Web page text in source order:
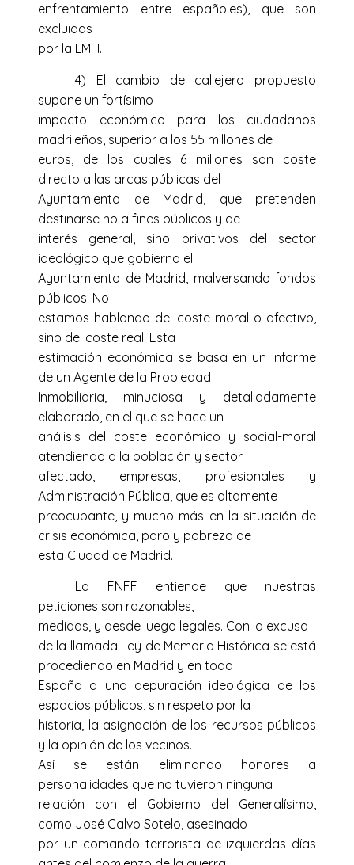
enfrentamiento entre españoles), que son
excluidas
por la LMH.
4) El cambio de callejero propuesto
supone un fortísimo
impacto económico para los ciudadanos
madrileños, superior a los 55 millones de
euros, de los cuales 6 millones son coste
directo a las arcas públicas del
Ayuntamiento de Madrid, que pretenden
destinarse no a fines públicos y de
interés general, sino privativos del sector
ideológico que gobierna el
Ayuntamiento de Madrid, malversando fondos
públicos. No
estamos hablando del coste moral o afectivo,
sino del coste real. Esta
estimación económica se basa en un informe
de un Agente de la Propiedad
Inmobiliaria, minuciosa y detalladamente
elaborado, en el que se hace un
análisis del coste económico y social-moral
atendiendo a la población y sector
afectado, empresas, profesionales y
Administración Pública, que es altamente
preocupante, y mucho más en la situación de
crisis económica, paro y pobreza de
esta Ciudad de Madrid.
La FNFF entiende que nuestras
peticiones son razonables,
medidas, y desde luego legales. Con la excusa
de la llamada Ley de Memoria Histórica se está
procediendo en Madrid y en toda
España a una depuración ideológica de los
espacios públicos, sin respeto por la
historia, la asignación de los recursos públicos
y la opinión de los vecinos.
Así se están eliminando honores a
personalidades que no tuvieron ninguna
relación con el Gobierno del Generalísimo,
como José Calvo Sotelo, asesinado
por un comando terrorista de izquierdas días